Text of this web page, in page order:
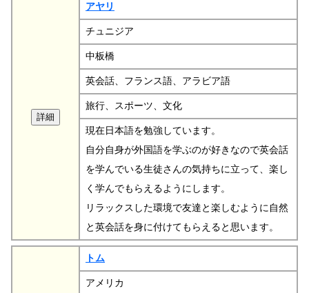
アヤリ
チュニジア
中板橋
英会話、フランス語、アラビア語
旅行、スポーツ、文化
現在日本語を勉強しています。
自分自身が外国語を学ぶのが好きなので英会話
を学んでいる生徒さんの気持ちに立って、楽し
く学んでもらえるようにします。
リラックスした環境で友達と楽しむように自然
と英会話を身に付けてもらえると思います。
トム
アメリカ